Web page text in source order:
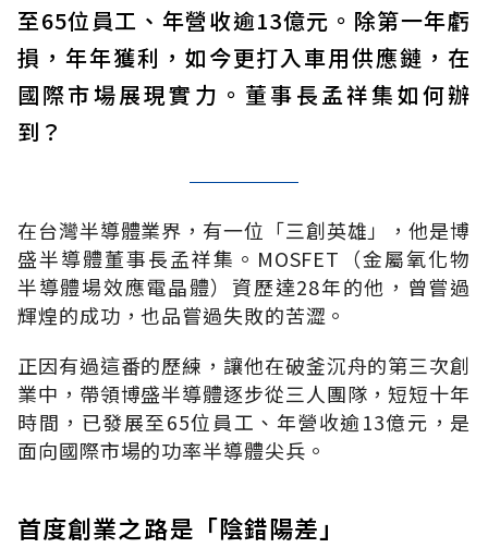
至65位員工、年營收逾13億元。除第一年虧
損，年年獲利，如今更打入車用供應鏈，在
國際市場展現實力。董事長孟祥集如何辦
到？
在台灣半導體業界，有一位「三創英雄」，他是博
盛半導體董事長孟祥集。MOSFET（金屬氧化物
半導體場效應電晶體）資歷達28年的他，曾嘗過
輝煌的成功，也品嘗過失敗的苦澀。
正因有過這番的歷練，讓他在破釜沉舟的第三次創
業中，帶領博盛半導體逐步從三人團隊，短短十年
時間，已發展至65位員工、年營收逾13億元，是
面向國際市場的功率半導體尖兵。
首度創業之路是「陰錯陽差」